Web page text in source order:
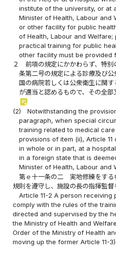
institute of the university, or at
Minister of Health, Labour and
or other facility for public
of Health, Labour and
practical training for public
other facility must be provided
２
前項の規定にかかわらず、特
条第二号の規定による診療及び
国の病院若しくは公衆衛生に関
が適当と認めるもので、その全部
sticky_note_2
(2)
Notwithstanding the
paragraph, when special
training related to medical
provisions of item (ii), Article
in whole or in part, at a
in a foreign state that is
Minister of Health, Labour and
第ｅ十一条の二 実地修練をする
規則を遵守し、施設の長の指揮監督
Article 11-2 A person
comply with the rules of the
directed and supervised by the
the Ministry of Health and
Order of the Ministry of Health
moving up the former Article 11-